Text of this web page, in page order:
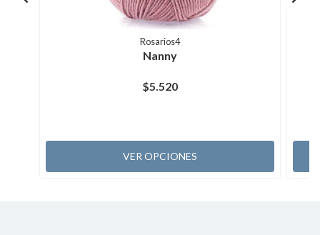
Rosarios4
Nanny
$5.520
VER OPCIONES